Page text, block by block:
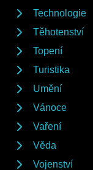
Technologie
Těhotenství
Topení
Turistika
Umění
Vánoce
Vaření
Věda
Vojenství